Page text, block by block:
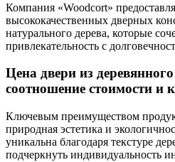
Компания «Woodcort»
высококачественных дверных
натурального дерева, которые
привлекательность с
Цена двери из
соотношение стоимости и
Ключевым преимуществом
природная эстетика и
уникальна благодаря текстуре
подчеркнуть индивидуальность